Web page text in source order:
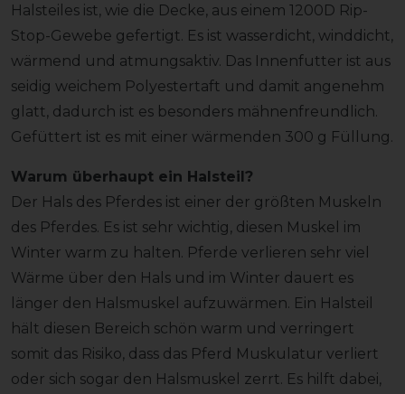
Halsteiles ist, wie die Decke, aus einem 1200D Rip-
Stop-Gewebe gefertigt. Es ist wasserdicht, winddicht,
wärmend und atmungsaktiv. Das Innenfutter ist aus
seidig weichem Polyestertaft und damit angenehm
glatt, dadurch ist es besonders mähnenfreundlich.
Gefüttert ist es mit einer wärmenden 300 g Füllung.
Warum überhaupt ein Halsteil?
Der Hals des Pferdes ist einer der größten Muskeln
des Pferdes. Es ist sehr wichtig, diesen Muskel im
Winter warm zu halten. Pferde verlieren sehr viel
Wärme über den Hals und im Winter dauert es
länger den Halsmuskel aufzuwärmen. Ein Halsteil
hält diesen Bereich schön warm und verringert
somit das Risiko, dass das Pferd Muskulatur verliert
oder sich sogar den Halsmuskel zerrt. Es hilft dabei,